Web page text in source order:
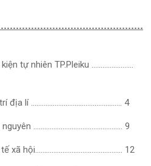
tự nhiên TP.Pleiku …………………..
trí địa lí ………………………………………….. 4
nguyên …………………………………………. 9
tế xã hội………………………………………… 12